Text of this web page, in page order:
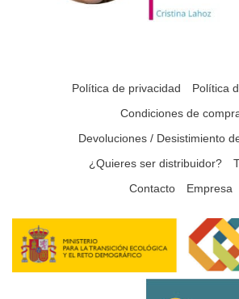
Política de privacidad
Política
Condiciones de
Devoluciones / Desistimiento
¿Quieres ser distribuidor?
Contacto
Empresa